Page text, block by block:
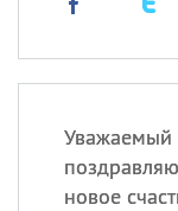
Уважаемый
новое